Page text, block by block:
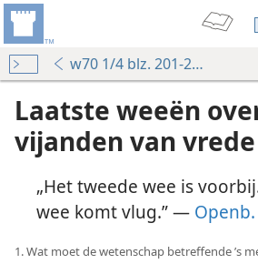
w70 1/4 blz. 201-215
Laatste weeën
vijanden van
„Het tweede wee is
wee komt vlug.” —
1. Wat moet de wetenschap betreffende ’s